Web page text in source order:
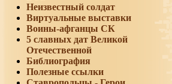
Неизвестный солдат
Виртуальные выставки
Воины-афганцы СК
5 славных дат Великой
Отечественной
Библиография
Полезные ссылки